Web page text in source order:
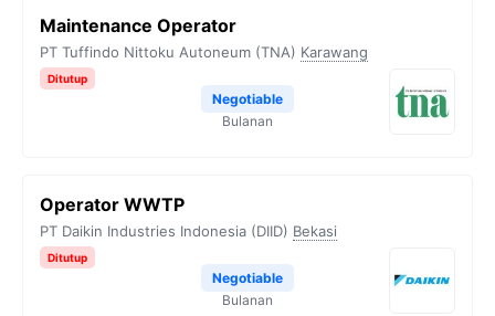
Maintenance Operator
PT Tuffindo Nittoku Autoneum (TNA) Karawang
Ditutup
Negotiable
Bulanan
Operator WWTP
PT Daikin Industries Indonesia (DIID) Bekasi
Ditutup
Negotiable
Bulanan